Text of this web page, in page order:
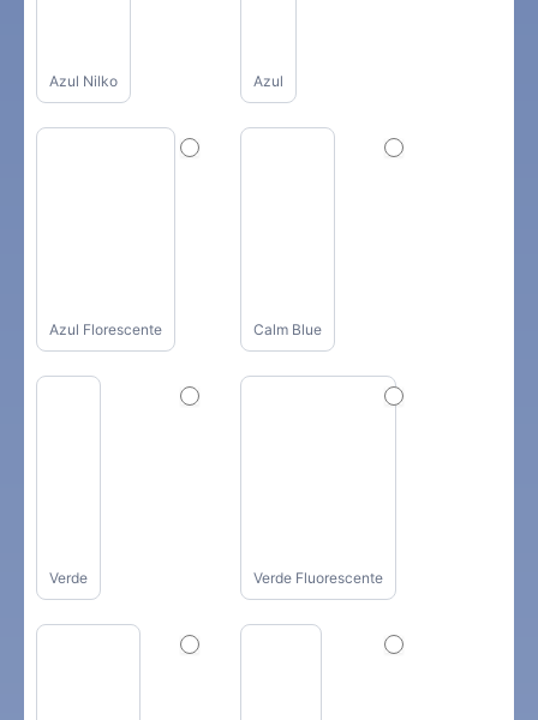
Azul Nilko Azul
Azul Florescente Calm Blue
Verde Verde Fluorescente